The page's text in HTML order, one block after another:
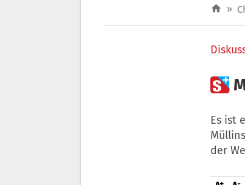
»

Es ist
der